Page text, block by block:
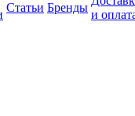
Статьи Бренды
и